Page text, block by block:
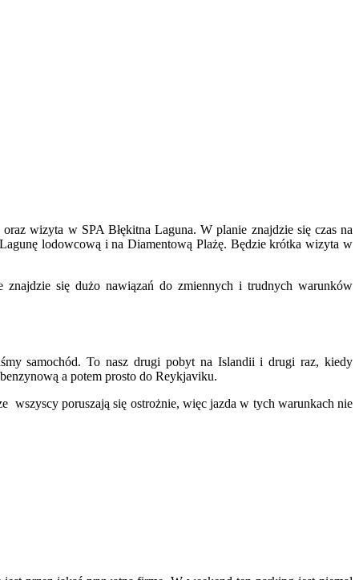
wizyta w SPA Błękitna Laguna. W planie znajdzie się czas na
lodowcową i na Diamentową Plażę. Będzie krótka wizyta w
się dużo nawiązań do zmiennych i trudnych warunków
samochód. To nasz drugi pobyt na Islandii i drugi raz, kiedy
a potem prosto do Reykjaviku.
wszyscy poruszają się ostrożnie, więc jazda w tych warunkach nie